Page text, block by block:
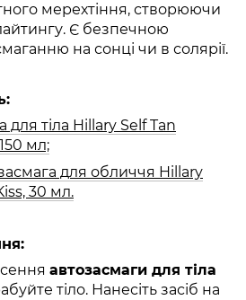
мерехтіння, створюючи
Є безпечною
на сонці чи в солярії.
для тіла Hillary Self Tan
мл;
для обличчя Hillary
30 мл.
автозасмаги для тіла
тіло. Нанесіть засіб на